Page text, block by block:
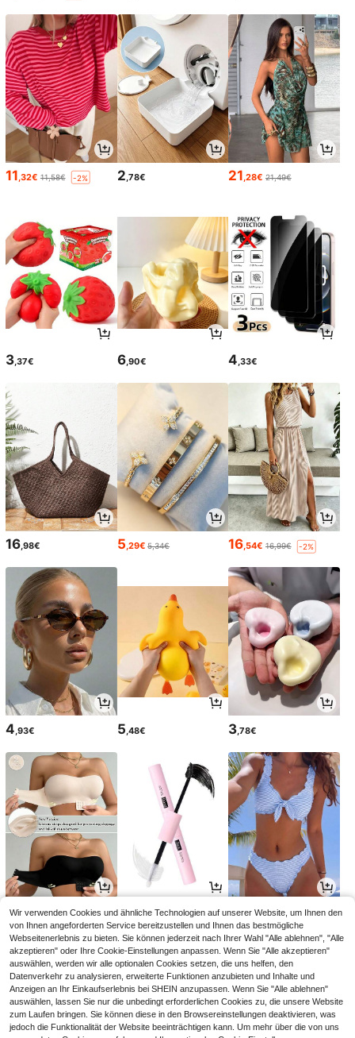
11 ,32€ 11,58€ -2% 2 ,78€ 21 ,28€ 21,49€
3,37€ 6,90€ 4,33€
16,98€ 5,29€ 5,34€ 16,54€ 16,99€ -2%
4 ,93€ 5 ,48€ 3 ,78€
11,49€ 3,94€3,98€ -1% 14,99€
Wir verwenden Cookies und ähnliche Technologien auf unserer Website, um Ihnen den
von Ihnen angeforderten Service bereitzustellen und Ihnen das bestmögliche
Webseitenerlebnis zu bieten. Sie können jederzeit nach Ihrer Wahl "Alle ablehnen", "Alle
akzeptieren" oder Ihre Cookie-Einstellungen anpassen. Wenn Sie "Alle akzeptieren"
auswählen, werden wir alle optionalen Cookies setzen, die uns helfen, den
Datenverkehr zu analysieren, erweiterte Funktionen anzubieten und Inhalte und
Anzeigen an Ihr Einkaufserlebnis bei SHEIN anzupassen. Wenn Sie "Alle ablehnen"
auswählen, lassen Sie nur die unbedingt erforderlichen Cookies zu, die unsere Website
zum Laufen bringen. Sie können diese in den Browsereinstellungen deaktivieren, was
jedoch die Funktionalität der Website beeinträchtigen kann. Um mehr über die von uns